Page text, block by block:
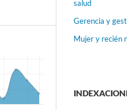
salud
Gerencia y
Mujer y recién